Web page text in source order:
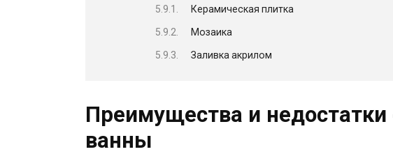
Керамическая плитка
Мозаика
Заливка акрилом
Преимущества и
ванны